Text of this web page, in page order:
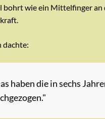
bohrt wie ein Mittelfinger an
dachte:
haben die in sechs